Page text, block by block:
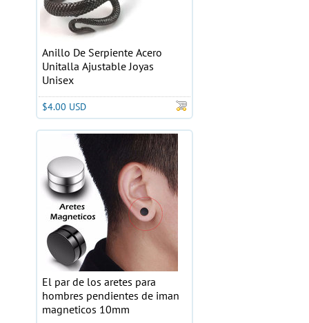
Anillo De Serpiente Acero
Unitalla Ajustable Joyas
Unisex
$4.00 USD
El par de los aretes para
hombres pendientes de iman
magneticos 10mm